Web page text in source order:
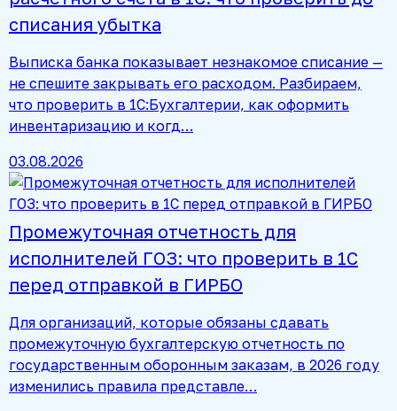
списания убытка
Выписка банка показывает незнакомое списание —
не спешите закрывать его расходом. Разбираем,
что проверить в 1С:Бухгалтерии, как оформить
инвентаризацию и когд…
03.08.2026
Промежуточная отчетность для
исполнителей ГОЗ: что проверить в 1С
перед отправкой в ГИРБО
Для организаций, которые обязаны сдавать
промежуточную бухгалтерскую отчетность по
государственным оборонным заказам, в 2026 году
изменились правила представле…